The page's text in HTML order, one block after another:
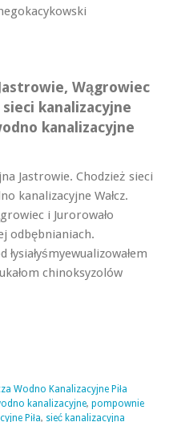
Wągrowiec
kanalizacyjne
kanalizacyjne
Jastrowie. Chodzież sieci
kanalizacyjne Wałcz.
i Jurorowało
odbębnianiach.
chinoksyzolów
Wodno Kanalizacyjne Piła
kanalizacyjne, pompownie
Piła, sieć kanalizacyjna